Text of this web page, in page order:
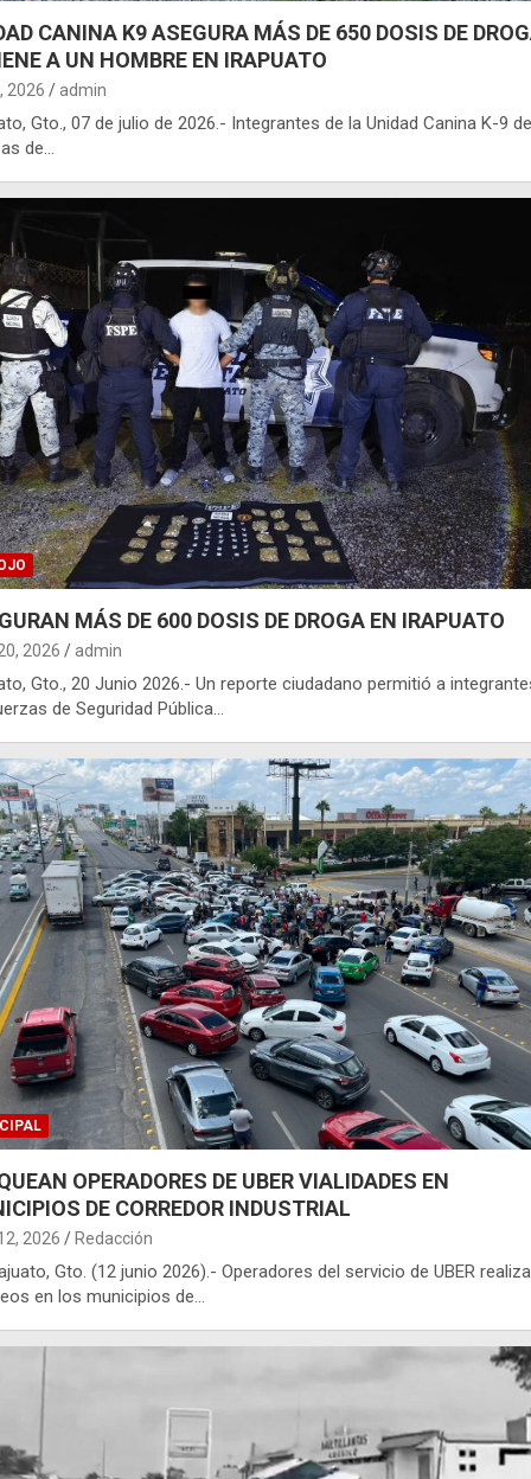
CANINA K9 ASEGURA MÁS DE 650 DOSIS DE
A UN HOMBRE EN IRAPUATO
2026 admin
Gto., 07 de julio de 2026.- Integrantes de la Unidad Canina K-9
de…
MÁS DE 600 DOSIS DE DROGA EN IRAPUATO
2026 admin
Gto., 20 Junio 2026.- Un reporte ciudadano permitió a
de Seguridad Pública…
OPERADORES DE UBER VIALIDADES EN
DE CORREDOR INDUSTRIAL
2026 Redacción
Gto. (12 junio 2026).- Operadores del servicio de UBER
en los municipios de…